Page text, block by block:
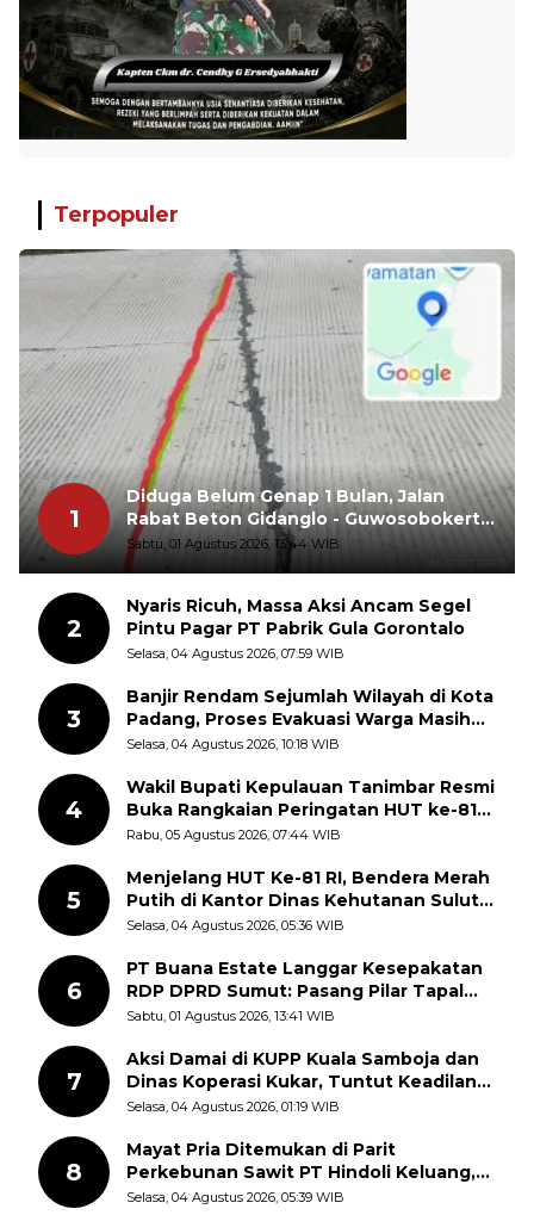
Terpopuler
1
Diduga Belum Genap 1 Bulan, Jalan
Rabat Beton Gidanglo - Guwosobokerto
Sudah Pecah
Sabtu, 01 Agustus 2026, 13:44 WIB
2
Nyaris Ricuh, Massa Aksi Ancam Segel
Pintu Pagar PT Pabrik Gula Gorontalo
Selasa, 04 Agustus 2026, 07:59 WIB
3
Banjir Rendam Sejumlah Wilayah di Kota
Padang, Proses Evakuasi Warga Masih
Berlangsung
Selasa, 04 Agustus 2026, 10:18 WIB
4
Wakil Bupati Kepulauan Tanimbar Resmi
Buka Rangkaian Peringatan HUT ke-81
Kemerdekaan RI, ASN Diajak Perkuat
Rabu, 05 Agustus 2026, 07:44 WIB
5
Menjelang HUT Ke-81 RI, Bendera Merah
Putih di Kantor Dinas Kehutanan Sulut
Disorot Warga
Selasa, 04 Agustus 2026, 05:36 WIB
6
PT Buana Estate Langgar Kesepakatan
RDP DPRD Sumut: Pasang Pilar Tapal
Batas Sepihak Tanpa Libatkan
Sabtu, 01 Agustus 2026, 13:41 WIB
7
Aksi Damai di KUPP Kuala Samboja dan
Dinas Koperasi Kukar, Tuntut Keadilan
dan Kesempatan Kerja yang Adil
Selasa, 04 Agustus 2026, 01:19 WIB
8
Mayat Pria Ditemukan di Parit
Perkebunan Sawit PT Hindoli Keluang,
Polisi Selidiki Penyebab Kematian
Selasa, 04 Agustus 2026, 05:39 WIB